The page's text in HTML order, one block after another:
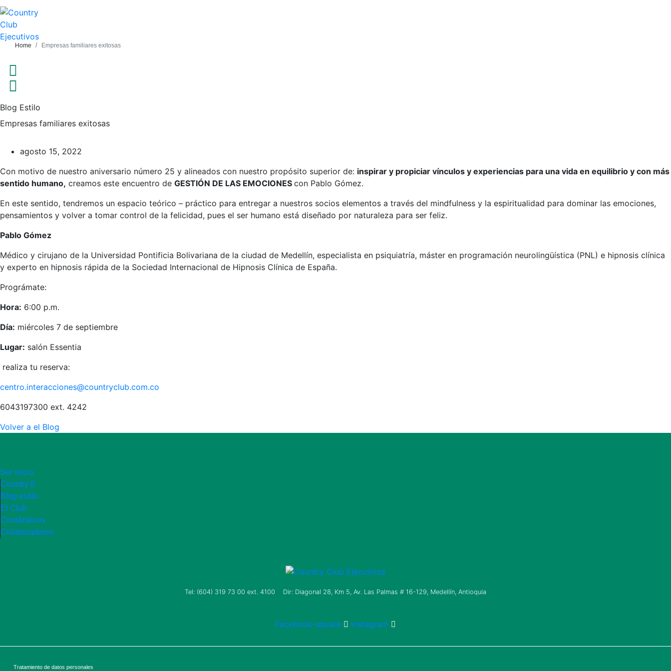
Home Empresas familiares exitosas
Blog Estilo
Empresas familiares exitosas
agosto 15, 2022
Con motivo de nuestro aniversario número 25 y alineados con nuestro propósito superior de: inspirar y propiciar vínculos y experiencias para una vida en equilibrio y con más
sentido humano, creamos este encuentro de GESTIÓN DE LAS EMOCIONES con Pablo Gómez.
En este sentido, tendremos un espacio teórico – práctico para entregar a nuestros socios elementos a través del mindfulness y la espiritualidad para dominar las emociones,
pensamientos y volver a tomar control de la felicidad, pues el ser humano está diseñado por naturaleza para ser feliz.
Pablo Gómez
Médico y cirujano de la Universidad Pontificia Bolivariana de la ciudad de Medellín, especialista en psiquiatría, máster en programación neurolingüística (PNL) e hipnosis clínica
y experto en hipnosis rápida de la Sociedad Internacional de Hipnosis Clínica de España.
Prográmate:
Hora: 6:00 p.m.
Día: miércoles 7 de septiembre
Lugar: salón Essentia
realiza tu reserva:
centro.interacciones@countryclub.com.co
6043197300 ext. 4242
Volver a el Blog
Ser socio
Country E
Blog estilo
El Club
Contáctenos
Colaboradores
Tel: (604) 319 73 00 ext. 4100 Dir: Diagonal 28, Km 5, Av. Las Palmas # 16-129, Medellín, Antioquia
Facebook-square Instagram
Tratamiento de datos personales